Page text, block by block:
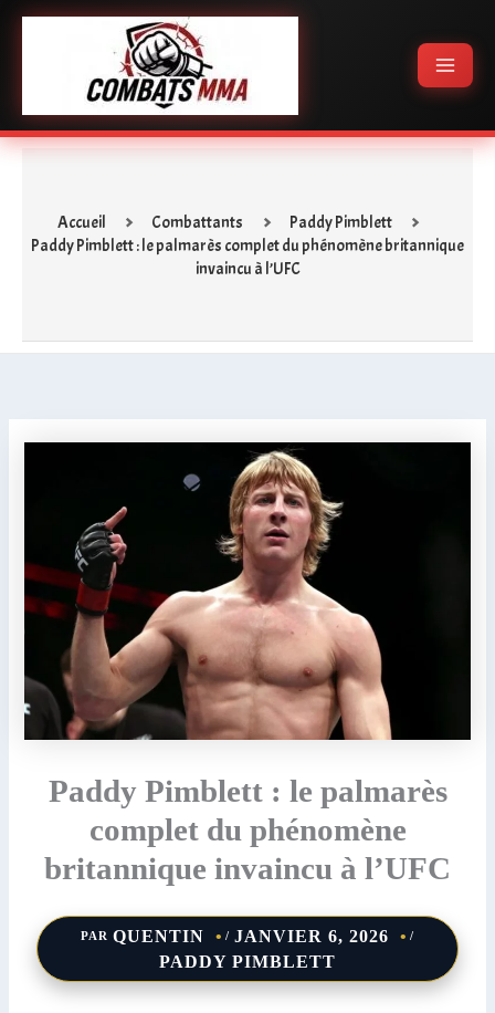
Aller
Menu
Accueil Combattants
Paddy Pimblett
Paddy Pimblett : le palmarès complet du phénomène britannique
invaincu à l’UFC
Paddy Pimblett : le palmarès
complet du phénomène
britannique invaincu à l’UFC
PAR QUENTIN / JANVIER 6, 2026 /
PADDY PIMBLETT